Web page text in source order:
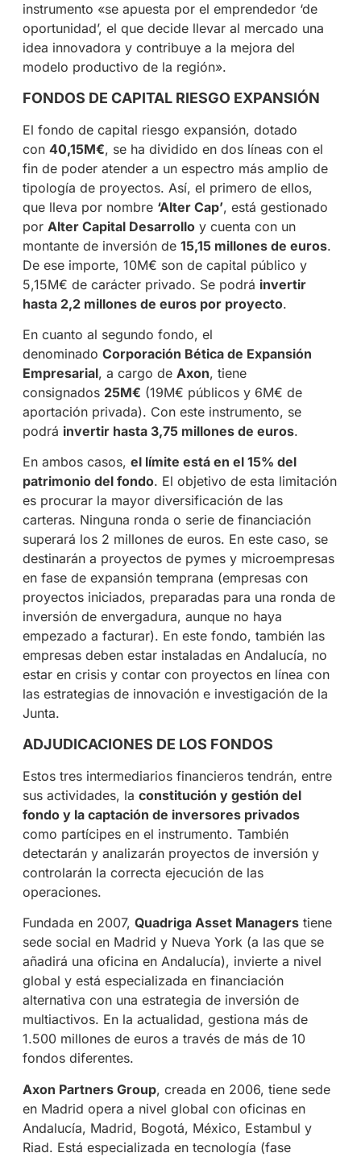
instrumento «se apuesta por el emprendedor ‘de
oportunidad’, el que decide llevar al mercado una
idea innovadora y contribuye a la mejora del
modelo productivo de la región».
FONDOS DE CAPITAL RIESGO EXPANSIÓN
El fondo de capital riesgo expansión, dotado
con 40,15M€, se ha dividido en dos líneas con el
fin de poder atender a un espectro más amplio de
tipología de proyectos. Así, el primero de ellos,
que lleva por nombre ‘Alter Cap’, está gestionado
por Alter Capital Desarrolloy cuenta con un
montante de inversión de 15,15 millones de euros.
De ese importe, 10M€ son de capital público y
5,15M€ de carácter privado. Se podrá invertir
hasta 2,2 millones de euros por proyecto.
En cuanto al segundo fondo, el
denominado Corporación Bética de Expansión
Empresarial, a cargo de Axon, tiene
consignados 25M€ (19M€ públicos y 6M€ de
aportación privada). Con este instrumento, se
podrá invertir hasta 3,75 millones de euros.
En ambos casos, el límite está en el 15% del
patrimonio del fondo. El objetivo de esta limitación
es procurar la mayor diversificación de las
carteras. Ninguna ronda o serie de financiación
superará los 2 millones de euros. En este caso, se
destinarán a proyectos de pymes y microempresas
en fase de expansión temprana (empresas con
proyectos iniciados, preparadas para una ronda de
inversión de envergadura, aunque no haya
empezado a facturar). En este fondo, también las
empresas deben estar instaladas en Andalucía, no
estar en crisis y contar con proyectos en línea con
las estrategias de innovación e investigación de la
Junta.
ADJUDICACIONES DE LOS FONDOS
Estos tres intermediarios financieros tendrán, entre
sus actividades, la constitución y gestión del
fondo y la captación de inversores privados
como partícipes en el instrumento. También
detectarán y analizarán proyectos de inversión y
controlarán la correcta ejecución de las
operaciones.
Fundada en 2007, Quadriga Asset Managerstiene
sede social en Madrid y Nueva York (a las que se
añadirá una oficina en Andalucía), invierte a nivel
global y está especializada en financiación
alternativa con una estrategia de inversión de
multiactivos. En la actualidad, gestiona más de
1.500 millones de euros a través de más de 10
fondos diferentes.
Axon Partners Group, creada en 2006, tiene sede
en Madrid opera a nivel global con oficinas en
Andalucía, Madrid, Bogotá, México, Estambul y
Riad. Está especializada en tecnología (fase